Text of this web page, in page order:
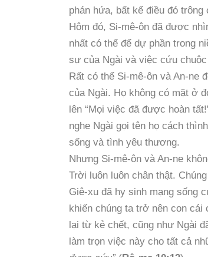
phán hứa, bất kể điều đó
Hôm đó, Si-mê-ôn đã được
nhất có thể để dự phần trong
sự của Ngài và việc cứu
Rất có thể Si-mê-ôn và An-ne
của Ngài. Họ không có mặt ở
lên “Mọi việc đã được hoàn
nghe Ngài gọi tên họ cách
sống và tình yêu thương.
Nhưng Si-mê-ôn và An-ne
Trời luôn luôn chân thật.
Giê-xu đã hy sinh mạng sống
khiến chúng ta trở nên con cái
lại từ kẻ chết, cũng như Ngài
làm trọn việc này cho tất cả